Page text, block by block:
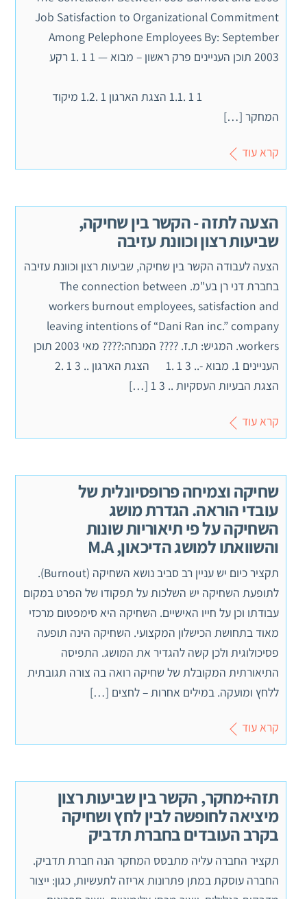
Job Satisfaction to Organizational Commitment
Among Pelephone Employees By: September
2003 תוכן העניינים פרק ראשון – מבוא — 1 1 .1 רקע
1 1 .1.1 הצגת הארגון 1 .1.2 מיקוד
המחקר […]
קרא עוד
הצעה לתזה - הקשר בין שחיקה,
שביעות רצון וכוונת עזיבה
הצעה לעבודה הקשר בין שחיקה, שביעות רצון וכוונת עזיבה
בחברת דני רן בע"מ. The connection between
workers burnout employees, satisfaction and
leaving intentions of “Dani Ran inc.” company
workers. המגיש: ת.ז. ???? המנחה:???? מאי 2003 תוכן
הצגת הבעיות העסקיות .. 3 1 […]
קרא עוד
שחיקה וצמיחה פרופסיונלית של
עובדי הוראה. הגדרת מושג
השחיקה על פי תיאוריות שונות
והשוואתו למושג הדיכאון, M.A
תקציר כיום יש עניין רב סביב נושא השחיקה (Burnout).
לתופעת השחיקה יש השלכות על תפקודו של הפרט במקום
עבודתו וכן על חייו האישיים. השחיקה היא סימפטום מרכזי
מאוד בתחושת הכישלון המקצועי. השחיקה הינה תופעה
פסיכולוגית ולכן קשה להגדיר את המושג. התפיסה
התיאורתית המקובלת של שחיקה רואה בה צורה תגובתית
ללחץ ומועקה. במילים אחרות – לחצים […]
קרא עוד
תזה+מחקר, הקשר בין שביעות רצון
מיציאה לחופשה לבין לחץ ושחיקה
בקרב העובדים בחברת תדביק
תקציר החברה עליה מתבסס המחקר הנה חברת תדביק.
החברה עוסקת במתן פתרונות אריזה לתעשיות, כגון: ייצור